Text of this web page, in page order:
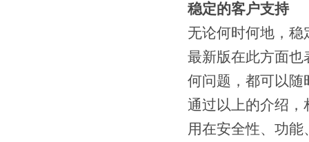
稳定的客户支持
无论何时何地，
最新版在此方面也
何问题，都可以随
通过以上的介绍，
用在安全性、功